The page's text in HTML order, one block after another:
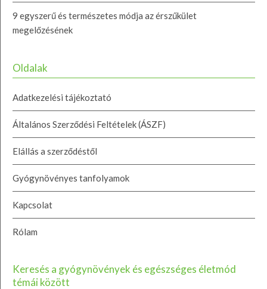
9 egyszerű és természetes módja az érszűkület
megelőzésének
Oldalak
Adatkezelési tájékoztató
Általános Szerződési Feltételek (ÁSZF)
Elállás a szerződéstől
Gyógynövényes tanfolyamok
Kapcsolat
Rólam
Keresés a gyógynövények és egészséges életmód
témái között